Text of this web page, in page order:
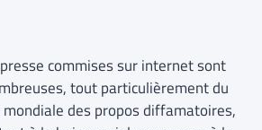
commises sur internet sont
tout particulièrement du
des propos diffamatoires,